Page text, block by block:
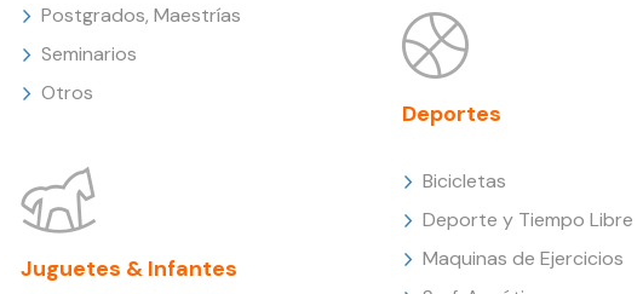
Postgrados, Maestrías
Seminarios
Otros
Juguetes & Infantes
Deportes
Bicicletas
Deporte y Tiempo Libre
Maquinas de Ejercicios